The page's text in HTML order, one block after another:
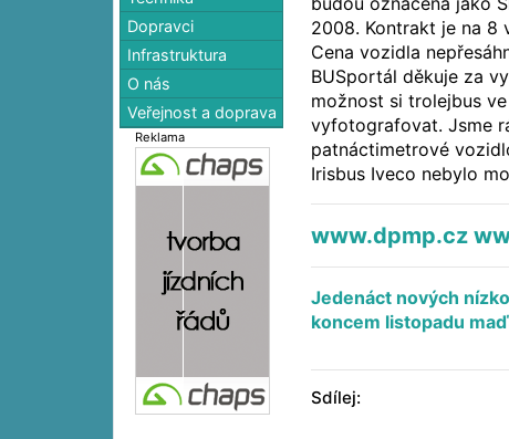
Dopravci
Infrastruktura
O nás
Veřejnost a doprava
Reklama
2008. Kontrakt je na 8
Cena vozidla
BUSportál děkuje za
možnost si trolejbus
vyfotografovat. Jsme
patnáctimetrové
Irisbus Iveco nebylo
www.dpmp.cz
Jedenáct nových
koncem listopadu
Sdílej: